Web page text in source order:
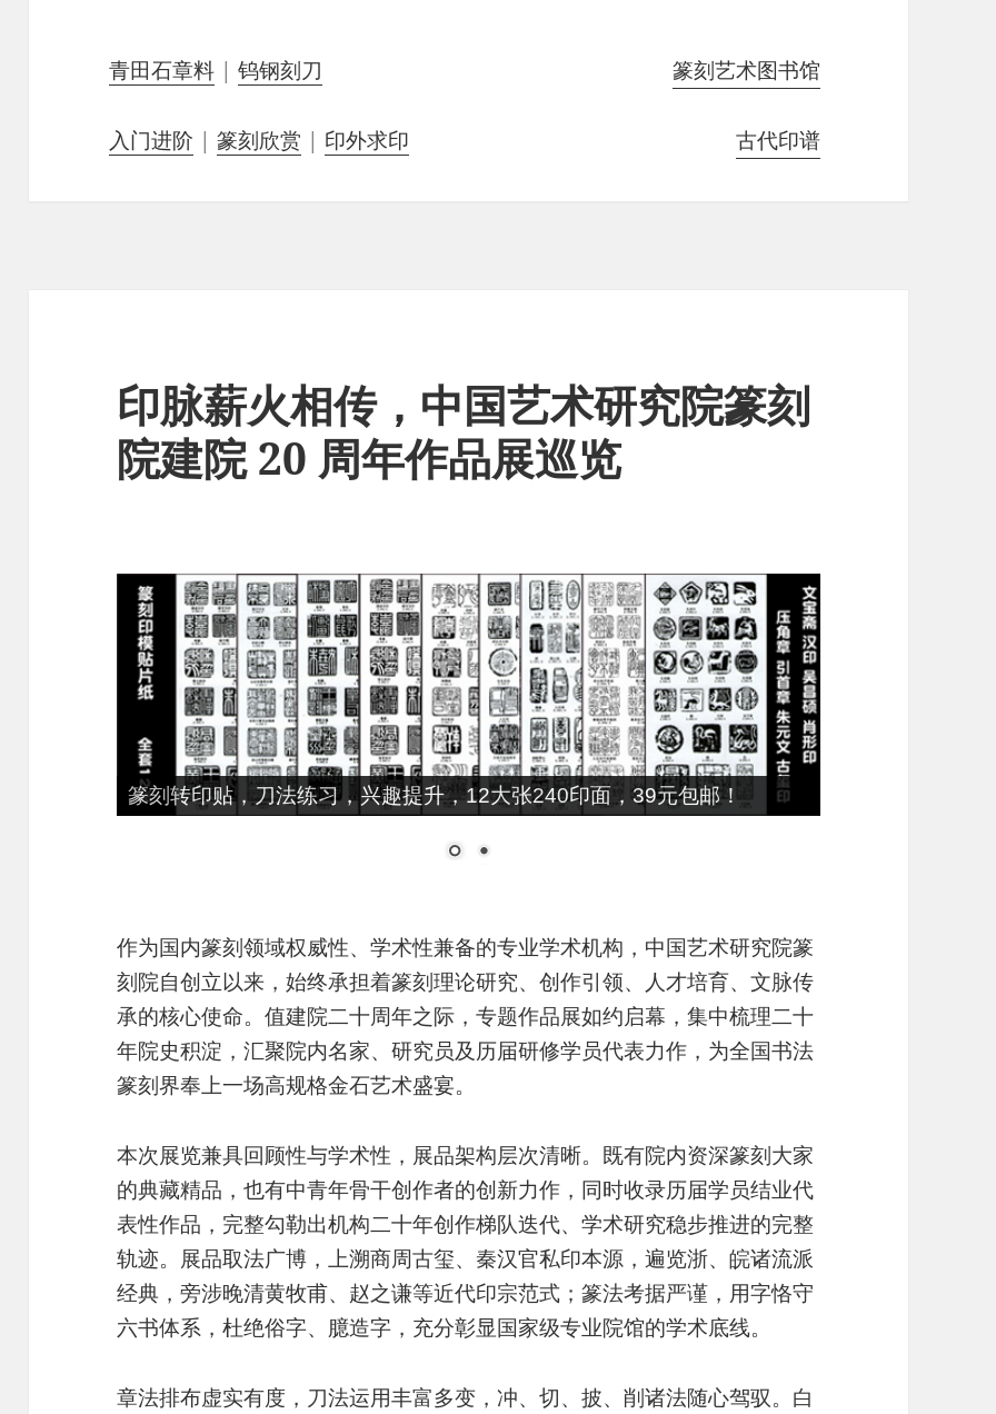
青田石章料 |钨钢刻刀 篆刻艺术图书馆
入门进阶 |篆刻欣赏 | 印外求印 古代印谱
印脉薪火相传，中国艺术研究院篆刻
院建院 20 周年作品展巡览
大师推荐，细柳系列手工冷作，鸟虫篆、朱文篆刻刀，49元包邮！
作为国内篆刻领域权威性、学术性兼备的专业学术机构，中国艺术研究院篆
刻院自创立以来，始终承担着篆刻理论研究、创作引领、人才培育、文脉传
承的核心使命。值建院二十周年之际，专题作品展如约启幕，集中梳理二十
年院史积淀，汇聚院内名家、研究员及历届研修学员代表力作，为全国书法
篆刻界奉上一场高规格金石艺术盛宴。
本次展览兼具回顾性与学术性，展品架构层次清晰。既有院内资深篆刻大家
的典藏精品，也有中青年骨干创作者的创新力作，同时收录历届学员结业代
表性作品，完整勾勒出机构二十年创作梯队迭代、学术研究稳步推进的完整
轨迹。展品取法广博，上溯商周古玺、秦汉官私印本源，遍览浙、皖诸流派
经典，旁涉晚清黄牧甫、赵之谦等近代印宗范式；篆法考据严谨，用字恪守
六书体系，杜绝俗字、臆造字，充分彰显国家级专业院馆的学术底线。
章法排布虚实有度，刀法运用丰富多变，冲、切、披、削诸法随心驾驭。白